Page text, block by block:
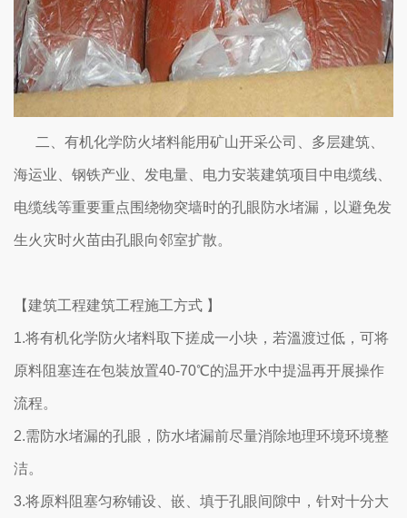
二、有机化学防火堵料能用矿山开采公司、多层建筑、
海运业、钢铁产业、发电量、电力安装建筑项目中电缆线、
电缆线等重要重点围绕物突墙时的孔眼防水堵漏，以避免发
生火灾时火苗由孔眼向邻室扩散。
【建筑工程建筑工程施工方式 】
1.将有机化学防火堵料取下搓成一小块，若溫渡过低，可将
原料阻塞连在包裝放置40-70℃的温开水中提温再开展操作
流程。
2.需防水堵漏的孔眼，防水堵漏前尽量消除地理环境环境整
洁。
3.将原料阻塞匀称铺设、嵌、填于孔眼间隙中，针对十分大